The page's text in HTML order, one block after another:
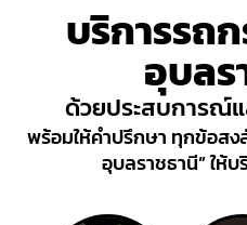
บริการรถ
อุบลร
ด้วยประสบการณ์
พร้อมให้คำปรึกษา ทุกข้อสง
อุบลราชธานี” ให้